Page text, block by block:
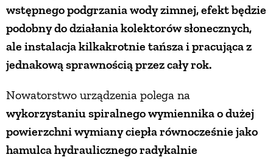
wstępnego podgrzania wody zimnej, efekt będzie
podobny do działania kolektorów słonecznych,
ale instalacja kilkakrotnie tańsza i pracująca z
jednakową sprawnością przez cały rok.
Nowatorstwo urządzenia polega na
wykorzystaniu spiralnego wymiennika o dużej
powierzchni wymiany ciepła równocześnie jako
hamulca hydraulicznego radykalnie
GRZYBY
KRAJOBRAZ
RĘKODZIEŁO
RZEMIOSŁO